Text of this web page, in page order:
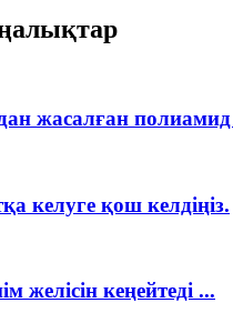
жасалған
келуге қош келдіңіз.
желісін кеңейтеді ...